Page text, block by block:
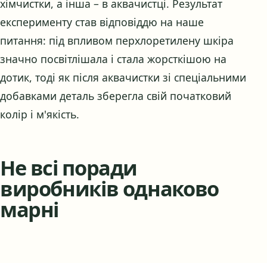
хімчистки, а інша – в аквачистці. Результат
експерименту став відповіддю на наше
питання: під впливом перхлоретилену шкіра
значно посвітлішала і стала жорсткішою на
дотик, тоді як після аквачистки зі спеціальними
добавками деталь зберегла свій початковий
колір і м'якість.
Не всі поради
виробників однаково
марні